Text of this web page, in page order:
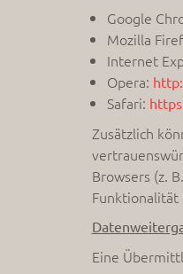
Google
Mozilla
Internet
Opera:
Safari:
Zusätzlich
Browsers (z.
Funktionalität
Eine